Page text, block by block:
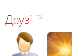
Друзі 23